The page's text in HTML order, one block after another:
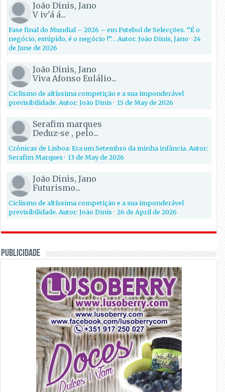
João Dinis, Jano
V iv'á á...
Fase final do Mundial – 2026 – em Futebol de Selecções. “É o
negócio, estúpido, é o negócio !”… Autor: João Dinis, Jano·24
de June de 2026
João Dinis, Jano
Viva Afonso Eulálio...
Ciclismo de altíssima competição e a sua imponderável
previsibilidade. Autor: João Dinis·15 de May de 2026
Serafim marques
Deduz-se , pelo...
Crónicas de Lisboa: Era um Setembro da minha infância. Autor:
Serafim Marques·13 de May de 2026
João Dinis, Jano
Futurismo...
Ciclismo de altíssima competição e a sua imponderável
previsibilidade. Autor: João Dinis·26 de April de 2026
PUBLICIDADE